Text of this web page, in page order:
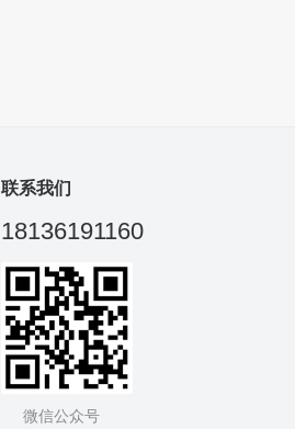
联系我们
18136191160
微信公众号